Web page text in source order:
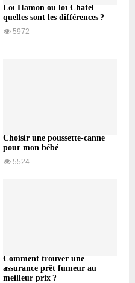
Loi Hamon ou loi Chatel
quelles sont les différences ?
5972
Choisir une poussette-canne
pour mon bébé
5524
Comment trouver une
assurance prêt fumeur au
meilleur prix ?